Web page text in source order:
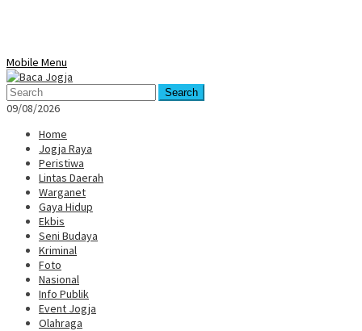
Mobile Menu
Search
09/08/2026
Home
Jogja Raya
Peristiwa
Lintas Daerah
Warganet
Gaya Hidup
Ekbis
Seni Budaya
Kriminal
Foto
Nasional
Info Publik
Event Jogja
Olahraga